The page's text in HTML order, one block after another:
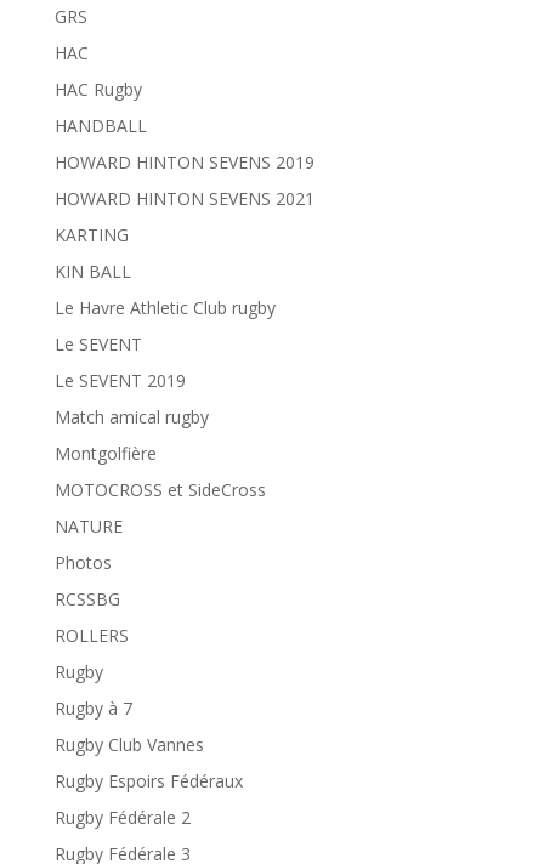
GRS
HAC
HAC Rugby
HANDBALL
HOWARD HINTON SEVENS 2019
HOWARD HINTON SEVENS 2021
KARTING
KIN BALL
Le Havre Athletic Club rugby
Le SEVENT
Le SEVENT 2019
Match amical rugby
Montgolfière
MOTOCROSS et SideCross
NATURE
Photos
RCSSBG
ROLLERS
Rugby
Rugby à 7
Rugby Club Vannes
Rugby Espoirs Fédéraux
Rugby Fédérale 2
Rugby Fédérale 3